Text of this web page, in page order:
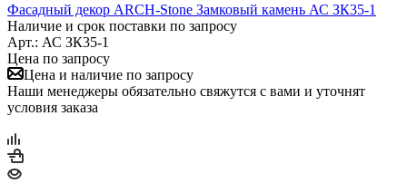
Фасадный декор ARCH-Stone Замковый камень АС ЗК35-1
Наличие и срок поставки по запросу
Арт.: АС ЗК35-1
Цена по запросу
Цена и наличие по запросу
Наши менеджеры обязательно свяжутся с вами и уточнят
условия заказа